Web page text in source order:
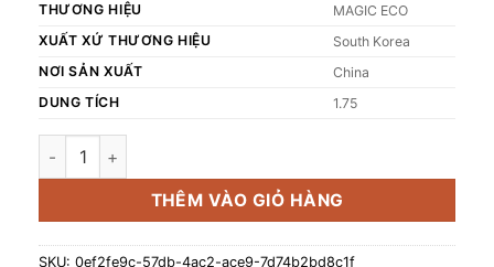
THƯƠNG HIỆU
MAGIC ECO
XUẤT XỨ THƯƠNG HIỆU
South Korea
NƠI SẢN XUẤT
China
DUNG TÍCH
1.75
Máy xay nấu sữa hạt đa năng Magic Eco AC-145 số lượng
THÊM VÀO GIỎ HÀNG
SKU: 0ef2fe9c-57db-4ac2-ace9-7d74b2bd8c1f